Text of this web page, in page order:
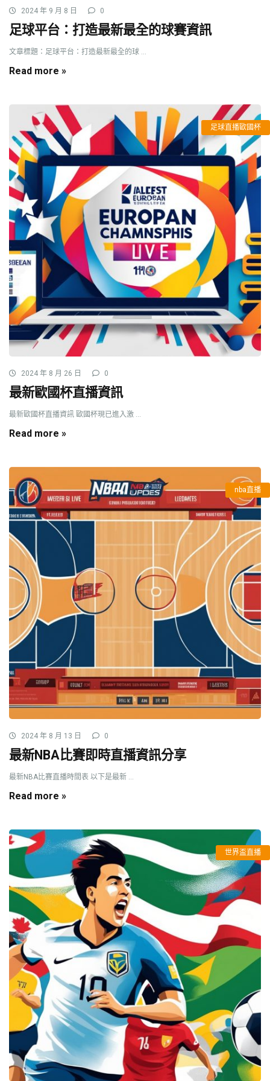
2024 年 9 月 8 日 0
足球平台：打造最新最全的球賽資訊
文章標題：足球平台：打造最新最全的球 ...
Read more »
足球直播歐國杯
2024 年 8 月 26 日 0
最新歐國杯直播資訊
最新歐國杯直播資訊 歐國杯現已進入激 ...
Read more »
nba直播
2024 年 8 月 13 日 0
最新NBA比賽即時直播資訊分享
最新NBA比賽直播時間表 以下是最新 ...
Read more »
世界盃直播